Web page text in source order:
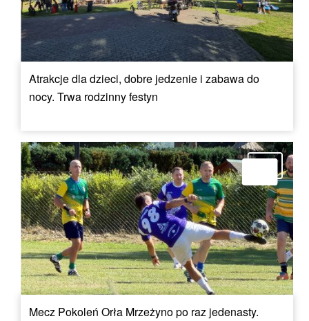
Atrakcje dla dzieci, dobre jedzenie i zabawa do
nocy. Trwa rodzinny festyn
Mecz Pokoleń Orła Mrzeżyno po raz jedenasty.